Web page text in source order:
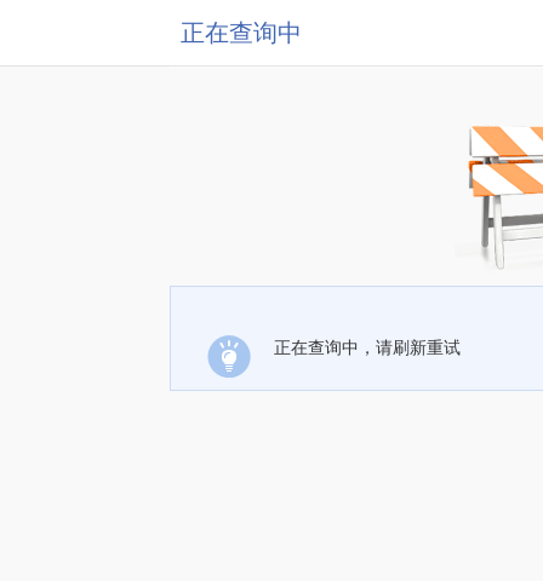
正在查询中
正在查询中，请刷新重试